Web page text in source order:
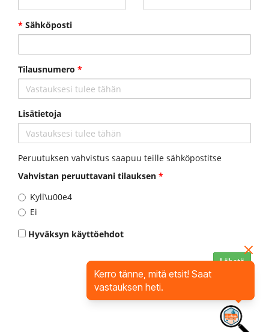
Kerro tänne, mitä etsit! Saat
vastauksen heti.
* Sähköposti
Tilausnumero *
Lisätietoja
Peruutuksen vahvistus saapuu teille sähköpostitse
Vahvistan peruuttavani tilauksen *
Kyll\u00e4
Ei
Hyväksyn käyttöehdot
Lähetä